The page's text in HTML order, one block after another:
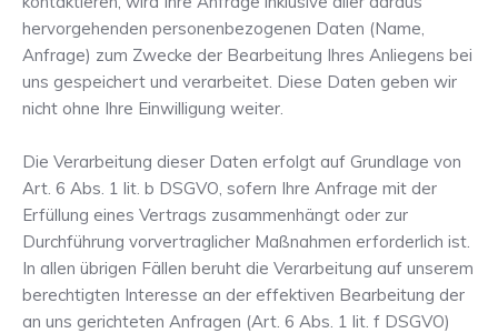
hervorgehenden personenbezogenen Daten (Name,
Anfrage) zum Zwecke der Bearbeitung Ihres Anliegens bei
uns gespeichert und verarbeitet. Diese Daten geben wir
nicht ohne Ihre Einwilligung weiter.
Die Verarbeitung dieser Daten erfolgt auf Grundlage von
Art. 6 Abs. 1 lit. b DSGVO, sofern Ihre Anfrage mit der
Erfüllung eines Vertrags zusammenhängt oder zur
Durchführung vorvertraglicher Maßnahmen erforderlich ist.
In allen übrigen Fällen beruht die Verarbeitung auf unserem
berechtigten Interesse an der effektiven Bearbeitung der
an uns gerichteten Anfragen (Art. 6 Abs. 1 lit. f DSGVO)